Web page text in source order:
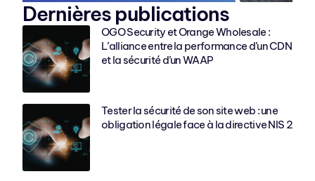
Dernières publications
OGO Security et Orange Wholesale :
L’alliance entre la performance d’un CDN
et la sécurité d’un WAAP
Tester la sécurité de son site web : une
obligation légale face à la directive NIS 2